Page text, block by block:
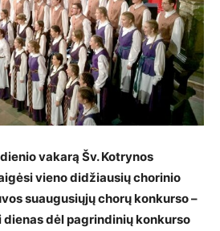
vakarą Šv. Kotrynos
vieno didžiausių chorinio
suaugusiųjų chorų konkurso –
dėl pagrindinių konkurso